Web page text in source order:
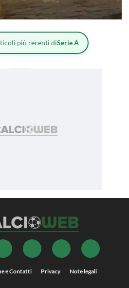
più recenti diSerie A
e Contatti Privacy Note legali